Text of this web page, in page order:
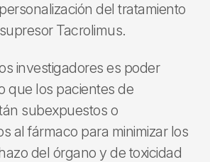
del tratamiento
Tacrolimus.
investigadores es poder
que los pacientes de
subexpuestos o
al fármaco para minimizar los
del órgano y de toxicidad